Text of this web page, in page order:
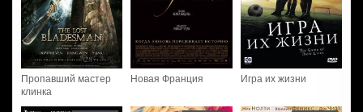
Пропавший мастер
клинка
Новая Франция Игра их жизни